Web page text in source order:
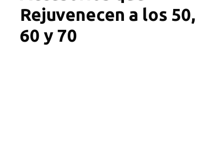
Rejuvenecen a los 50,
60 y 70